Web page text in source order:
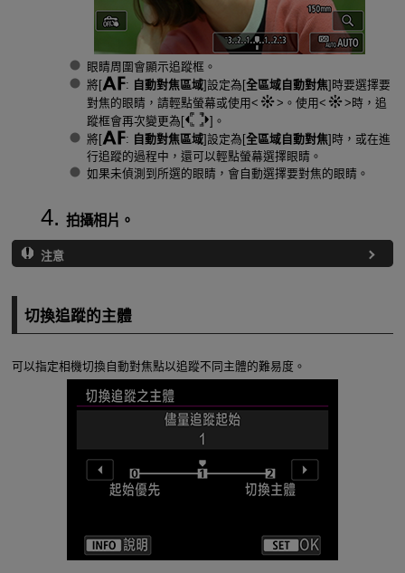
眼睛周圍會顯示追蹤框。
將[
: 自動對焦區域]設定為[全區域自動對焦]時要選擇要
對焦的眼睛，請輕點螢幕或使用
。使用
時，追
蹤框會再次變更為[
]。
將[
: 自動對焦區域]設定為[全區域自動對焦]時，或在進
行追蹤的過程中，還可以輕點螢幕選擇眼睛。
如果未偵測到所選的眼睛，會自動選擇要對焦的眼睛。
拍攝相片。
注意
切換追蹤的主體
可以指定相機切換自動對焦點以追蹤不同主體的難易度。